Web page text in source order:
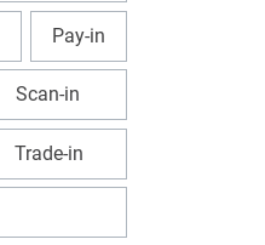
Pay-in
Scan-in
Trade-in